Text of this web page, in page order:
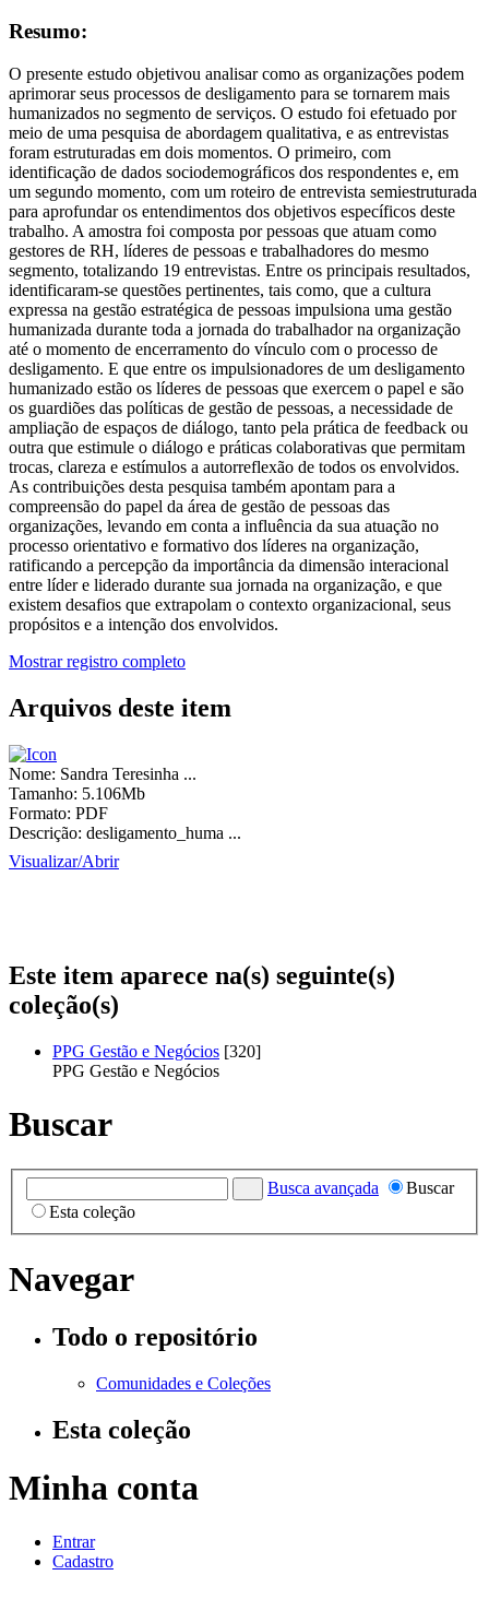
Resumo:
O presente estudo objetivou analisar como as organizações podem
aprimorar seus processos de desligamento para se tornarem mais
humanizados no segmento de serviços. O estudo foi efetuado por
meio de uma pesquisa de abordagem qualitativa, e as entrevistas
foram estruturadas em dois momentos. O primeiro, com
identificação de dados sociodemográficos dos respondentes e, em
um segundo momento, com um roteiro de entrevista semiestruturada
para aprofundar os entendimentos dos objetivos específicos deste
trabalho. A amostra foi composta por pessoas que atuam como
gestores de RH, líderes de pessoas e trabalhadores do mesmo
segmento, totalizando 19 entrevistas. Entre os principais resultados,
identificaram-se questões pertinentes, tais como, que a cultura
expressa na gestão estratégica de pessoas impulsiona uma gestão
humanizada durante toda a jornada do trabalhador na organização
até o momento de encerramento do vínculo com o processo de
desligamento. E que entre os impulsionadores de um desligamento
humanizado estão os líderes de pessoas que exercem o papel e são
os guardiões das políticas de gestão de pessoas, a necessidade de
ampliação de espaços de diálogo, tanto pela prática de feedback ou
outra que estimule o diálogo e práticas colaborativas que permitam
trocas, clareza e estímulos a autorreflexão de todos os envolvidos.
As contribuições desta pesquisa também apontam para a
compreensão do papel da área de gestão de pessoas das
organizações, levando em conta a influência da sua atuação no
processo orientativo e formativo dos líderes na organização,
ratificando a percepção da importância da dimensão interacional
entre líder e liderado durante sua jornada na organização, e que
existem desafios que extrapolam o contexto organizacional, seus
propósitos e a intenção dos envolvidos.
Mostrar registro completo
Arquivos deste item
Nome: Sandra Teresinha ...
Tamanho: 5.106Mb
Formato: PDF
Descrição: desligamento_huma ...
Visualizar/Abrir
Este item aparece na(s) seguinte(s)
coleção(s)
PPG Gestão e Negócios [320]
PPG Gestão e Negócios
Buscar
Busca avançada
Buscar
Esta coleção
Navegar
Todo o repositório
Comunidades e Coleções
Esta coleção
Minha conta
Entrar
Cadastro